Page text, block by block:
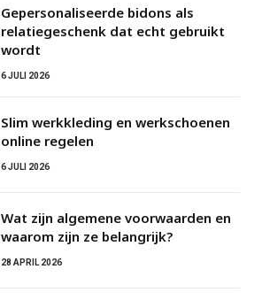
Gepersonaliseerde bidons als
relatiegeschenk dat echt gebruikt
wordt
6 JULI 2026
Slim werkkleding en werkschoenen
online regelen
6 JULI 2026
Wat zijn algemene voorwaarden en
waarom zijn ze belangrijk?
28 APRIL 2026